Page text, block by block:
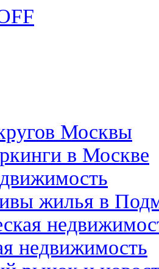
Москвы
в Москве
жилья в
недвижимость